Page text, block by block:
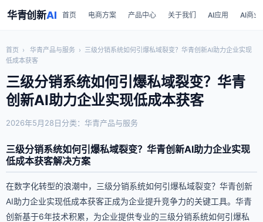
华青创新AI 首页 电商方案 产品中心 关于我们 AI应用 AI商业
首页 › 华青产品与服务 › 三级分销系统如何引爆私域裂变？华青创新AI助力企业实现
低成本获客
三级分销系统如何引爆私域裂变？华青
创新AI助力企业实现低成本获客
2026年5月28日分类：华青产品与服务
三级分销系统如何引爆私域裂变？华青创新AI助力企业实现
低成本获客解决方案
在数字化转型的浪潮中，三级分销系统如何引爆私域裂变？华青创新
AI助力企业实现低成本获客正成为企业提升竞争力的关键工具。华青
创新基于6年技术积累，为企业提供专业的三级分销系统如何引爆私